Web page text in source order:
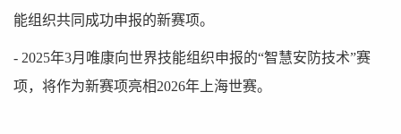
能组织共同成功申报的新赛项。
- 2025年3月唯康向世界技能组织申报的“智慧安防技术”赛
项，将作为新赛项亮相2026年上海世赛。